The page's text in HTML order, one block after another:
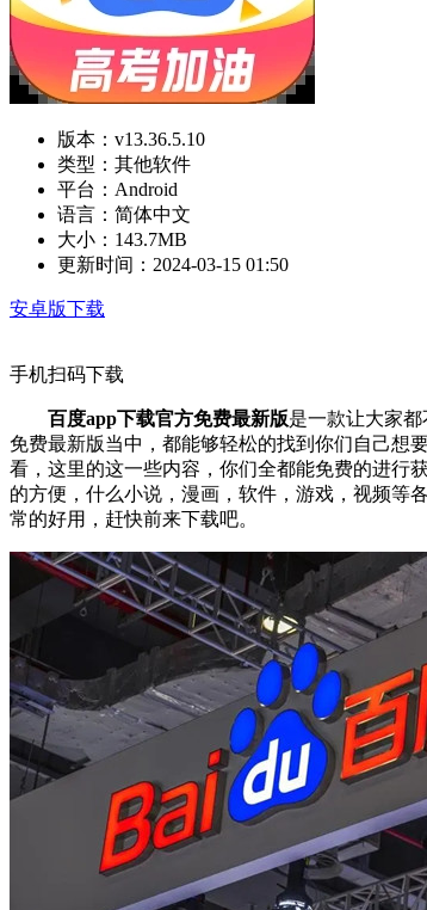
版本： v13.36.5.10
类型： 其他软件
平台： Android
语言： 简体中文
大小： 143.7MB
更新时间： 2024-03-15 01:50
安卓版下载
手机扫码下载
百度app下载官方免费最新版是一款让大家
免费最新版当中，都能够轻松的找到你们自己想
看，这里的这一些内容，你们全都能免费的进行
的方便，什么小说，漫画，软件，游戏，视频等
常的好用，赶快前来下载吧。